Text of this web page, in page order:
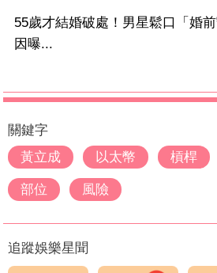
55歲才結婚破處！男星鬆口「婚
因曝...
關鍵字
黃立成
以太幣 槓桿
部位 風險
追蹤娛樂星聞